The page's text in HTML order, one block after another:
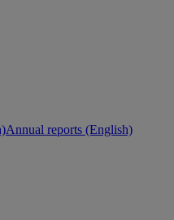
Annual reports (English)